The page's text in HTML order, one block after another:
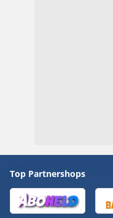
Top Partnershops